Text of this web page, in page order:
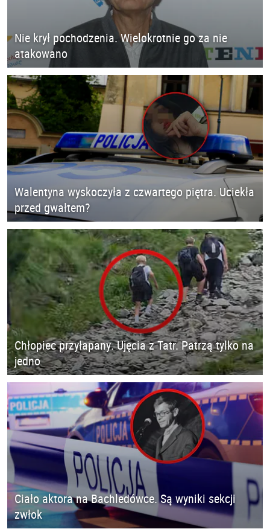
Nie krył pochodzenia. Wielokrotnie go za nie
atakowano
Walentyna wyskoczyła z czwartego piętra. Uciekła
przed gwałtem?
Chłopiec przyłapany. Ujęcia z Tatr. Patrzą tylko na
jedno
Ciało aktora na Bachledówce. Są wyniki sekcji
zwłok